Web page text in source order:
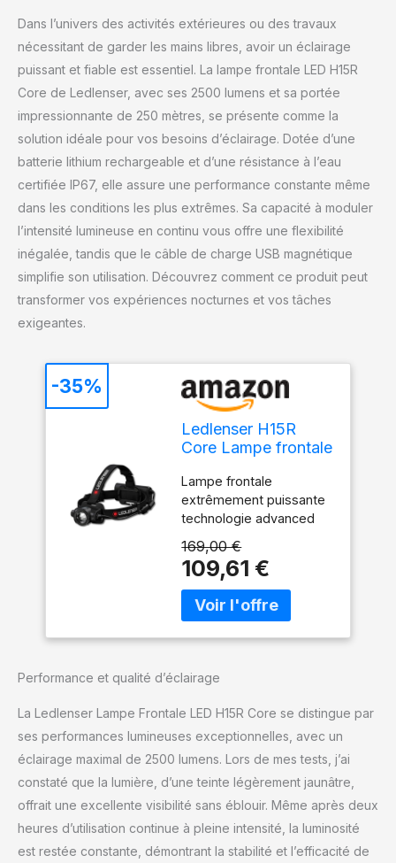
Dans l’univers des activités extérieures ou des travaux
nécessitant de garder les mains libres, avoir un éclairage
puissant et fiable est essentiel. La lampe frontale LED H15R
Core de Ledlenser, avec ses 2500 lumens et sa portée
impressionnante de 250 mètres, se présente comme la
solution idéale pour vos besoins d’éclairage. Dotée d’une
batterie lithium rechargeable et d’une résistance à l’eau
certifiée IP67, elle assure une performance constante même
dans les conditions les plus extrêmes. Sa capacité à moduler
l’intensité lumineuse en continu vous offre une flexibilité
inégalée, tandis que le câble de charge USB magnétique
simplifie son utilisation. Découvrez comment ce produit peut
transformer vos expériences nocturnes et vos tâches
exigeantes.
Ledlenser H15R
Core Lampe frontale
2500lm, 250m,
étanche IP68
Lampe frontale
extrêmement puissante
technologie advanced
focus system brevetée³
Utilisation intuitive et
variation en continu grce
au dispositif wheel
switch sur la tête de
haut et vers le bas
Protection extrêmement
poussière et l'eau (indice
de protection ip67) grce
à la technologie flex
sealing Le système
ledlenser connecting, en
tant qu'interface
uniforme, permet un
169,00 €
109,61 €
-35%
Performance et qualité d’éclairage
La Ledlenser Lampe Frontale LED H15R Core se distingue par
ses performances lumineuses exceptionnelles, avec un
éclairage maximal de 2500 lumens. Lors de mes tests, j’ai
constaté que la lumière, d’une teinte légèrement jaunâtre,
offrait une excellente visibilité sans éblouir. Même après deux
heures d’utilisation continue à pleine intensité, la luminosité
est restée constante, démontrant la stabilité et l’efficacité de